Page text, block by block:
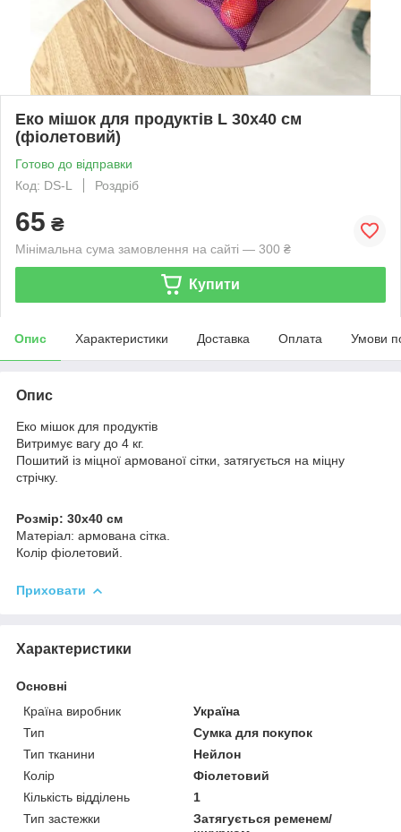
Еко мішок для продуктів L 30х40 см
(фіолетовий)
Готово до відправки
Код: DS-L
Роздріб
65 ₴
Мінімальна сума замовлення на сайті — 300 ₴
Купити
Опис Характеристики Доставка Оплата Умови
Опис
Еко мішок для продуктів
Витримує вагу до 4 кг.
Пошитий із міцної армованої сітки, затягується на міцну
стрічку.
Розмір: 30х40 см
Матеріал: армована сітка.
Колір фіолетовий.
Приховати
Характеристики
Основні
Країна виробник
Україна
Тип
Сумка для покупок
Тип тканини
Нейлон
Колір
Фіолетовий
Кількість відділень
1
Тип застежки
Затягується ременем/